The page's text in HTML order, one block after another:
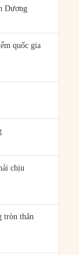
Dương
quốc gia
chịu
tròn thân